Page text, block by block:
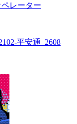
レーター
平安通_2608